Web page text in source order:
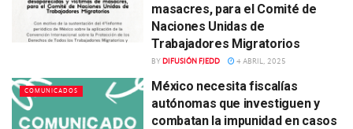
masacres, para el Comité de
Naciones Unidas de
Trabajadores Migratorios
BY DIFUSIÓN FJEDD 4 ABRIL, 2025
COMUNICADOS
México necesita fiscalías
autónomas que investiguen y
combatan la impunidad en casos